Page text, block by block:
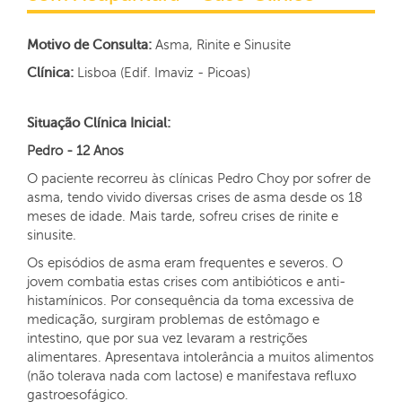
Motivo de Consulta: Asma, Rinite e Sinusite
Clínica: Lisboa (Edif. Imaviz - Picoas)
Situação Clínica Inicial:
Pedro - 12 Anos
O paciente recorreu às clínicas Pedro Choy por sofrer de
asma, tendo vivido diversas crises de asma desde os 18
meses de idade. Mais tarde, sofreu crises de rinite e
sinusite.
Os episódios de asma eram frequentes e severos. O
jovem combatia estas crises com antibióticos e anti-
histamínicos. Por consequência da toma excessiva de
medicação, surgiram problemas de estômago e
intestino, que por sua vez levaram a restrições
alimentares. Apresentava intolerância a muitos alimentos
(não tolerava nada com lactose) e manifestava refluxo
gastroesofágico.